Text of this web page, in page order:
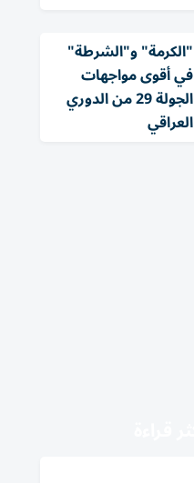
"الكرمة" و"الشرطة"
في أقوى مواجهات
الجولة 29 من الدوري
العراقي